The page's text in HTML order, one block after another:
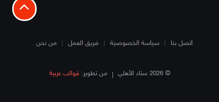
اتصل بنا سياسة الخصوصية فريق العمل من نحن
© 2026 ستاد الأهلي من تطوير:قوالب عربية